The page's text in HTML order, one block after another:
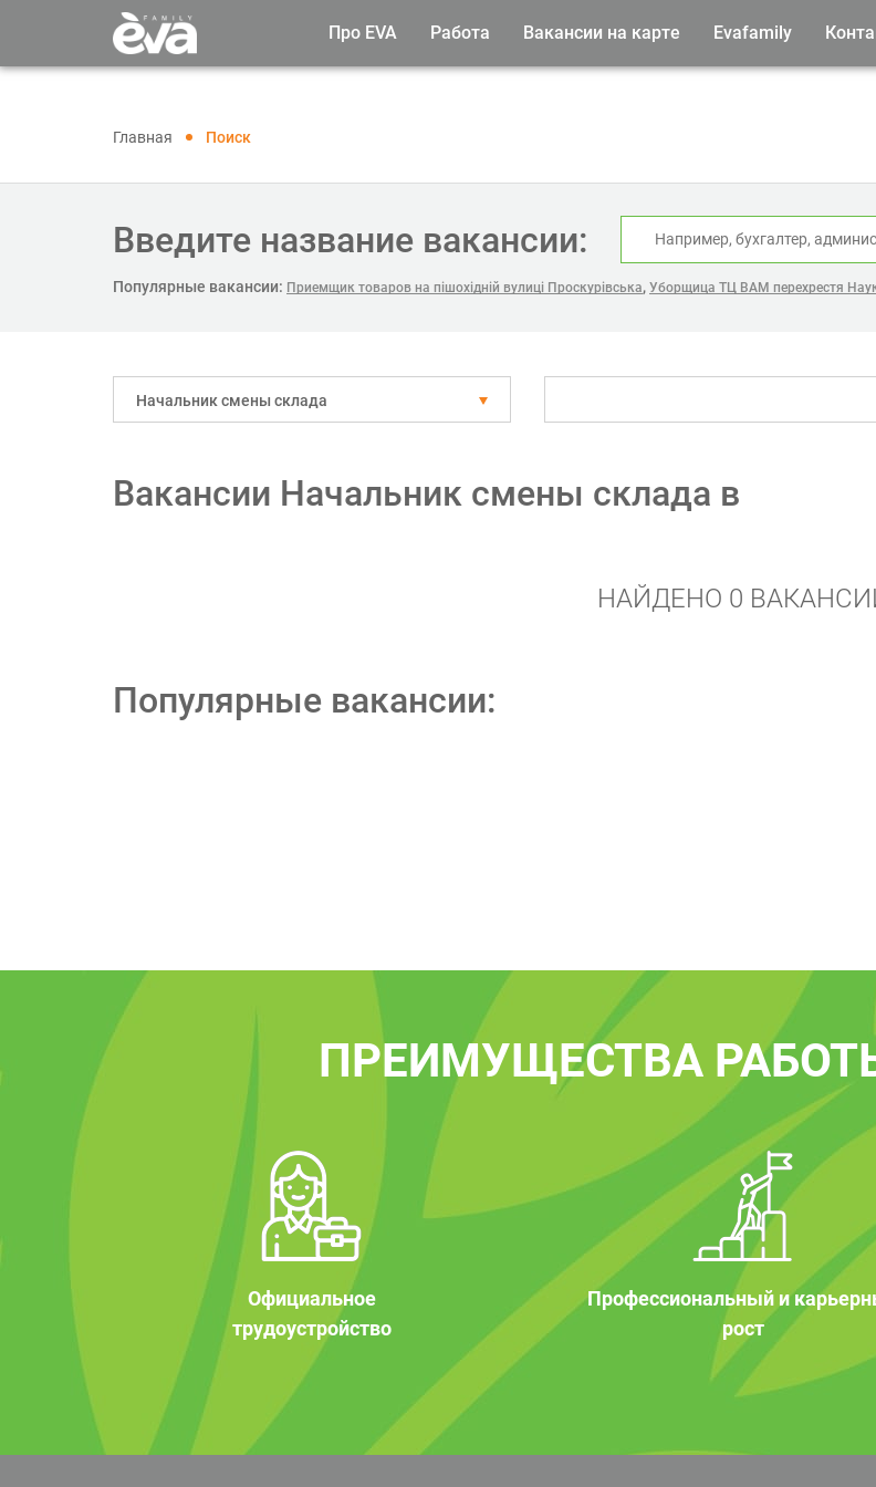
Про EVA Работа Вакансии на карте Evafamily
Главная Поиск
Введите название вакансии:
Популярные вакансии: Приемщик товаров на пішохідній вулиці Проскурівська, Уборщица ТЦ ВАМ перехрестя
Начальник смены склада
Вакансии Начальник смены склада в
НАЙДЕНО 0
Популярные вакансии:
ПРЕИМУЩЕСТВА
Официальное
трудоустройство
Профессиональный и
рост